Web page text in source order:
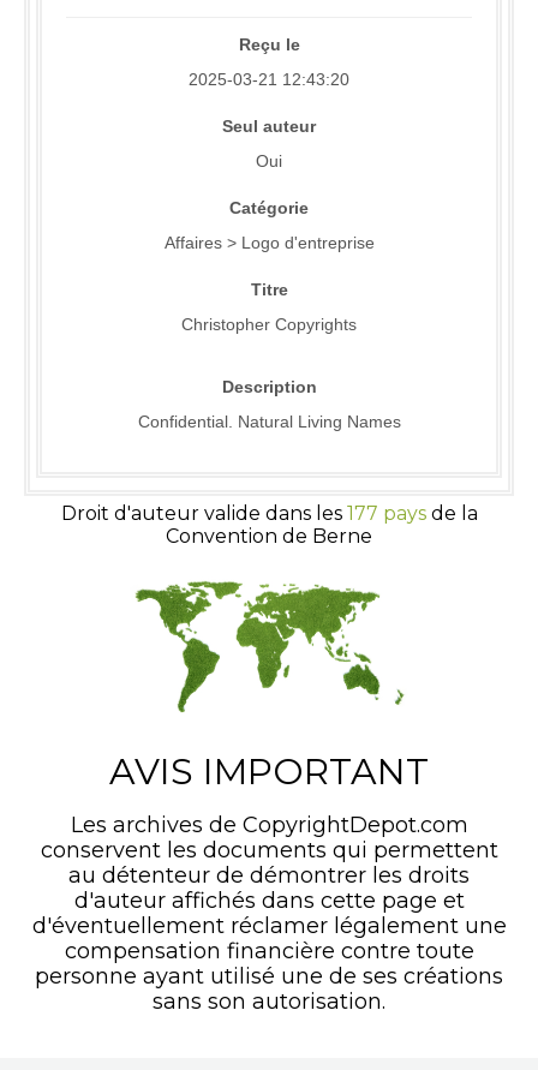
Reçu le
2025-03-21 12:43:20
Seul auteur
Oui
Catégorie
Affaires > Logo d'entreprise
Titre
Christopher Copyrights
Description
Confidential. Natural Living Names
Droit d'auteur valide dans les 177 paysde la
Convention de Berne
AVIS IMPORTANT
Les archives de CopyrightDepot.com
conservent les documents qui permettent
au détenteur de démontrer les droits
d'auteur affichés dans cette page et
d'éventuellement réclamer légalement une
compensation financière contre toute
personne ayant utilisé une de ses créations
sans son autorisation.